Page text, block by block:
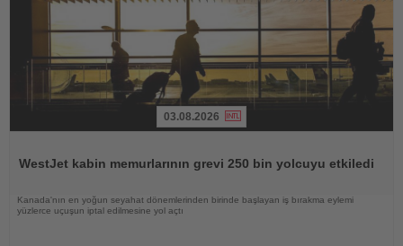
03.08.2026
WestJet kabin memurlarının grevi 250 bin yolcuyu etkiledi
Kanada'nın en yoğun seyahat dönemlerinden birinde başlayan iş bırakma eylemi
yüzlerce uçuşun iptal edilmesine yol açtı